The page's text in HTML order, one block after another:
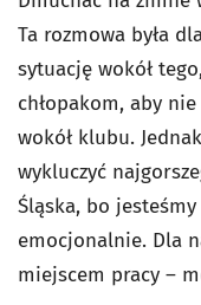
Ta rozmowa była
sytuację wokół
chłopakom, aby
wokół klubu.
wykluczyć
Śląska, bo
emocjonalnie. Dla
miejscem pracy –